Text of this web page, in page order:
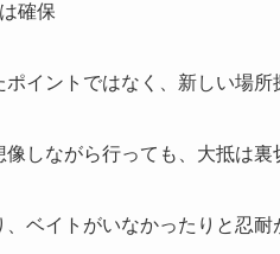
確保
イントではなく、新しい場所
しながら行っても、大抵は裏
ベイトがいなかったりと忍耐